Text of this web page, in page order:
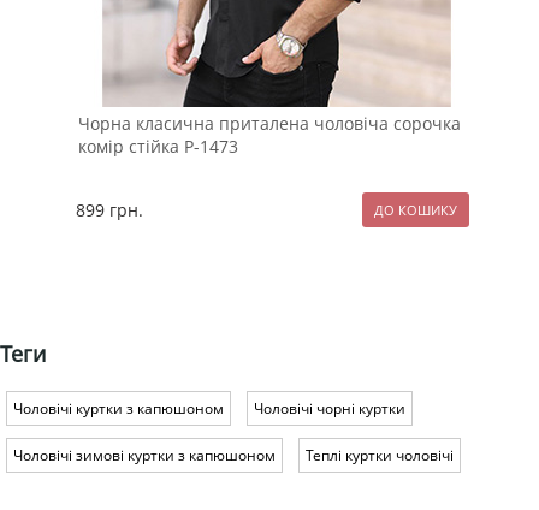
Чорна класична приталена чоловіча сорочка
комір стійка Р-1473
899 грн.
Теги
Чоловічі куртки з капюшоном Чоловічі чорні куртки
Чоловічі зимові куртки з капюшоном Теплі куртки чоловічі